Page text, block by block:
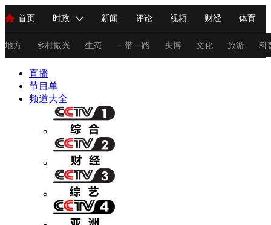
首页 时政 新闻 评论 视频 财经 体育
人民领袖习近平 联播+ 中国领导人 央视快评 习式妙语
直播 栏目大全 节目单 听音 微视频 主持人
海外频道 iPanda English Монгол
地方 乡村振兴 生态 一带一路 央博 文化 旅游 科
总台春晚
国内 国际
人民领袖习近平
小央视频
前线 比划
直播
节目单
频道大全